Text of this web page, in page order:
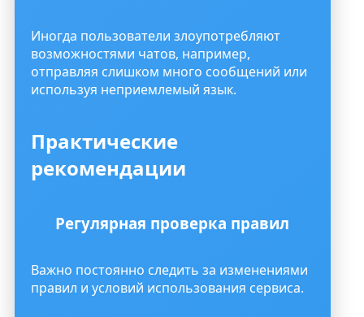
Иногда пользователи злоупотребляют
возможностями чатов, например,
отправляя слишком много сообщений или
используя неприемлемый язык.
Практические
рекомендации
Регулярная проверка правил
Важно постоянно следить за изменениями
правил и условий использования сервиса.